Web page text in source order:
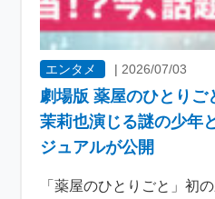
エンタメ | 2026/07/03
劇場版 薬屋のひとりご
茉莉也演じる謎の少年
ジュアルが公開
「薬屋のひとりごと」初